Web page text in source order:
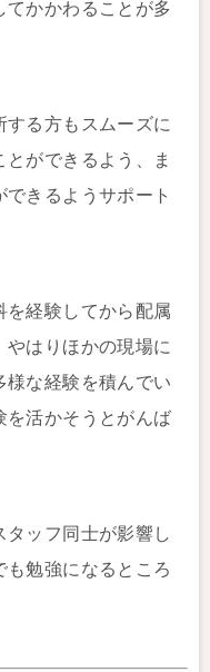
かかわることが多
る方もスムーズに
ができるよう、ま
きるようサポート
経験してから配属
やはりほかの現場に
な経験を積んでい
を活かそうとがんば
ッフ同士が影響し
勉強になるところ